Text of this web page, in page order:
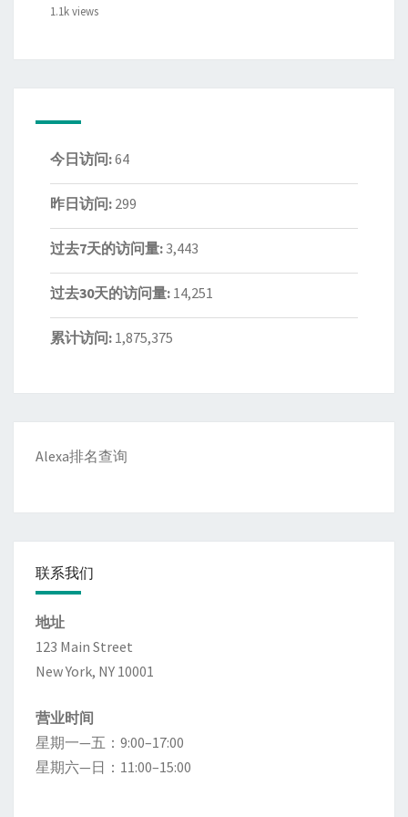
1.1k views
今日访问:64
昨日访问: 299
过去7天的访问量: 3,443
过去30天的访问量: 14,251
累计访问: 1,875,375
Alexa排名查询
联系我们
地址
123 Main Street
New York, NY 10001
营业时间
星期一—五：9:00–17:00
星期六—日：11:00–15:00